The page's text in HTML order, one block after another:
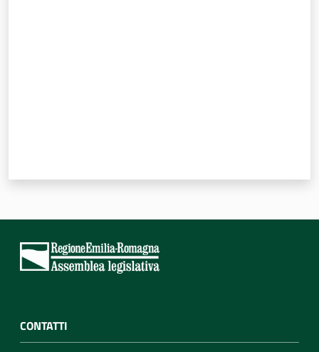
CONTATTI